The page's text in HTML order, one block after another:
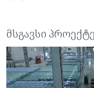
მსგავსი
ბორჯომის
სერვისი:
ინდუსტრიული